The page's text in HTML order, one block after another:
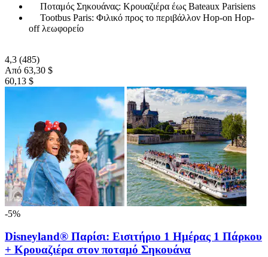
Ποταμός Σηκουάνας: Κρουαζιέρα έως Bateaux Parisiens
Tootbus Paris: Φιλικό προς το περιβάλλον Hop-on Hop-
off λεωφορείο
4,3 (485)
Από 63,30 $
60,13 $
-5%
Disneyland® Παρίσι: Εισιτήριο 1 Ημέρας 1 Πάρκου
+ Κρουαζιέρα στον ποταμό Σηκουάνα